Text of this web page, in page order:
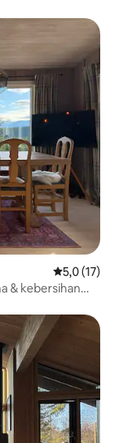
Nilai rata-
5,0 (17)
& kebersihan